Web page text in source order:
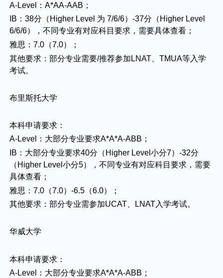
A-Level：A*AA-AAB；
IB：38分（Higher Level 为 7/6/6）-37分（Higher Level
6/6/6），不同专业有对应科目要求，需要具体查看；
雅思：7.0（7.0）；
其他要求：部分专业需要/推荐参加LNAT、TMUA等入学
考试。
布里斯托大学
本科申请要求：
A-Level：大部分专业要求A*A*A-ABB；
IB：大部分专业要求40分（Higher Level小分7）-32分
（Higher Level小分5），不同专业有对应科目要求，需要
具体查看；
雅思：7.0（7.0）-6.5（6.0）；
其他要求：部分专业需参加UCAT、LNAT入学考试。
华威大学
本科申请要求：
A-Level：大部分专业要求A*A*A-ABB；